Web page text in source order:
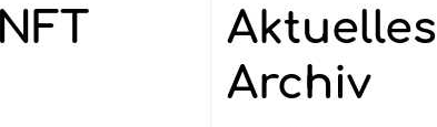
Aktuelles
Archiv